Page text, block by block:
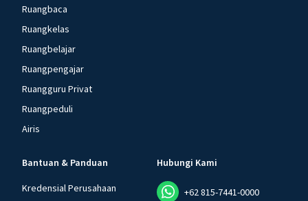
Ruangbaca
Ruangkelas
Ruangbelajar
Ruangpengajar
Ruangguru Privat
Ruangpeduli
Airis
Bantuan & Panduan
Kredensial Perusahaan
Hubungi Kami
+62 815-7441-0000